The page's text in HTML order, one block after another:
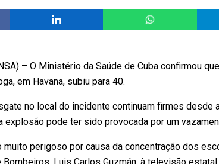
– O Ministério da Saúde de Cuba confirmou
em Havana, subiu para 40.
no local do incidente continuam firmes desde
explosão pode ter sido provocada por um
muito perigoso por causa da concentração dos